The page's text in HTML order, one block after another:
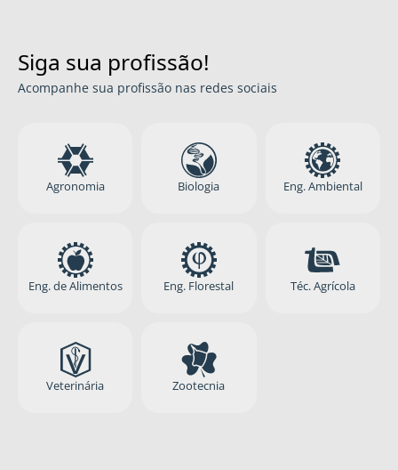
Siga sua profissão!
Acompanhe sua profissão nas redes sociais
Agronomia Biologia Eng. Ambiental
Eng. de Alimentos Eng. Florestal Téc. Agrícola
Veterinária Zootecnia